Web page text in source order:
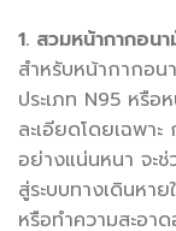
1. สวมหน้ากากอน
สำหรับหน้ากากอน
ประเภท N95 หรื
ละเอียดโดยเฉพา
อย่างแน่นหนา จะ
สู่ระบบทางเดินหา
หรือทำความสะอา